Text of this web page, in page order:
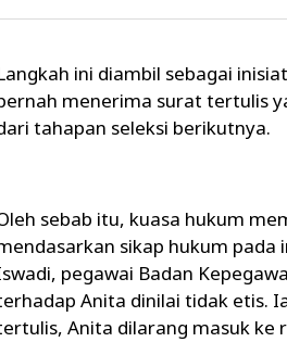
ini diambil sebagai
menerima surat tertulis
tahapan seleksi berikutnya.
sebab itu, kuasa hukum
sikap hukum
pegawai Badan
Anita dinilai tidak etis.
Anita dilarang masuk ke